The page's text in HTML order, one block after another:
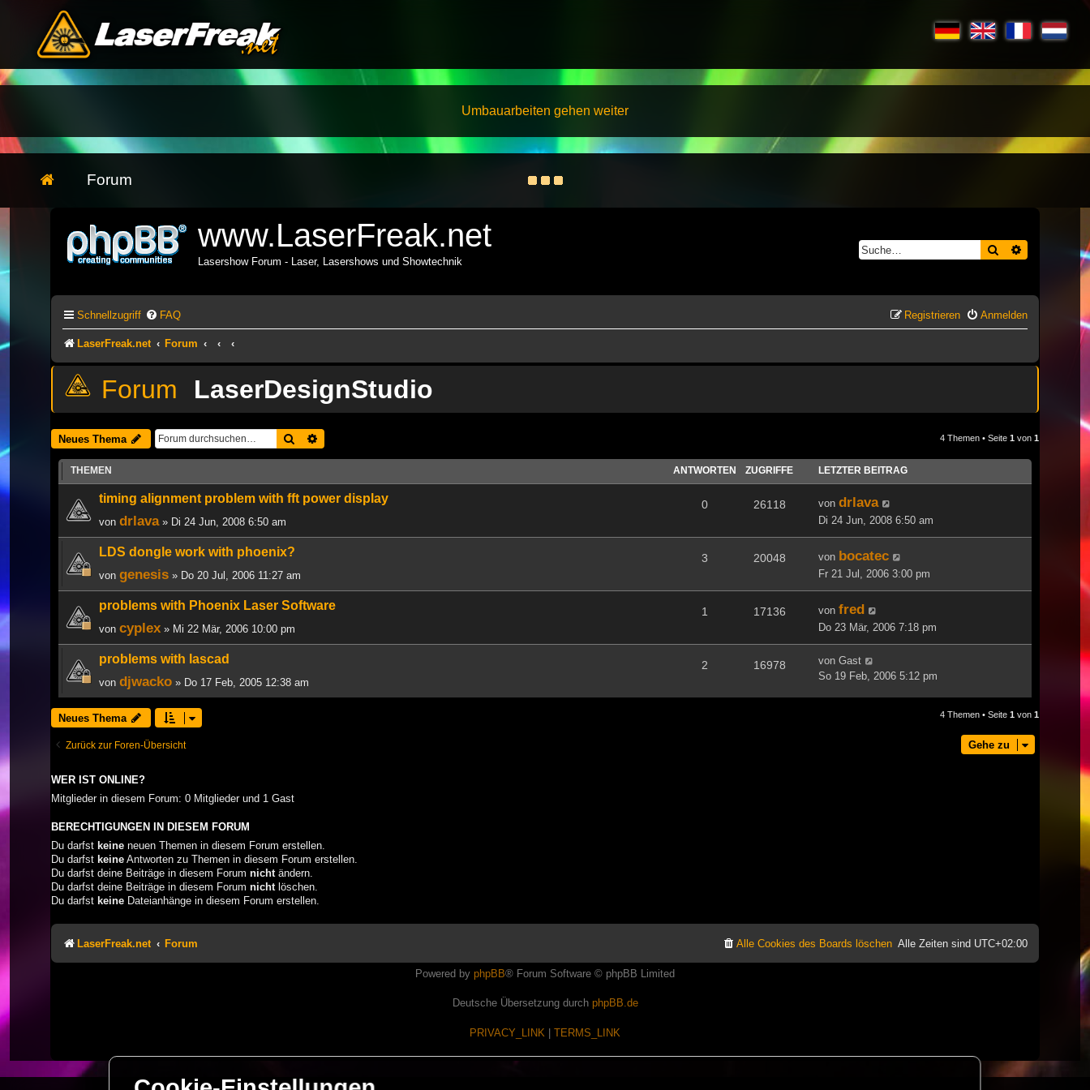
Umbauarbeiten gehen weiter
Forum
www.LaserFreak.net
Lasershow Forum - Laser, Lasershows und Showtechnik
Suche Erweiterte
Schnellzugriff FAQ Anmelden
Registrieren
LaserFreak.net Forum
LaserDesignStudio
Neues Thema Suche 4 Themen • Seite 1 von 1
THEMEN ANTWORTEN ZUGRIFFE LETZTER BEITRAG
timing alignment problem with fft power display
von drlava» Di 24 Jun, 2008 6:50 am
0 26118 von drlava
Di 24 Jun, 2008 6:50 am
LDS dongle work with phoenix?
von genesis » Do 20 Jul, 2006 11:27 am
3 20048 von bocatec
Fr 21 Jul, 2006 3:00 pm
problems with Phoenix Laser Software
von cyplex » Mi 22 Mär, 2006 10:00 pm
1 17136 von fred
Do 23 Mär, 2006 7:18 pm
problems with lascad
von djwacko » Do 17 Feb, 2005 12:38 am
2 16978 von Gast
So 19 Feb, 2006 5:12 pm
Neues Thema 4 Themen • Seite 1 von 1
Zurück zur Foren-Übersicht Gehe zu
WER IST ONLINE?
Mitglieder in diesem Forum: 0 Mitglieder und 1 Gast
BERECHTIGUNGEN IN DIESEM FORUM
Du darfst keine neuen Themen in diesem Forum erstellen.
Du darfst keine Antworten zu Themen in diesem Forum erstellen.
Du darfst deine Beiträge in diesem Forum nicht ändern.
Du darfst deine Beiträge in diesem Forum nicht löschen.
Du darfst keine Dateianhänge in diesem Forum erstellen.
LaserFreak.net Forum Alle Zeiten sind UTC+02:00
Alle Cookies des Boards löschen
Powered by phpBB® Forum Software © phpBB Limited
Deutsche Übersetzung durch phpBB.de
PRIVACY_LINK TERMS_LINK